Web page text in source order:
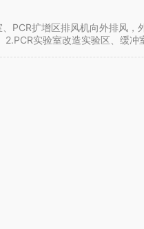
PCR扩增区排风机向外排风，
实验室改造实验区、缓冲